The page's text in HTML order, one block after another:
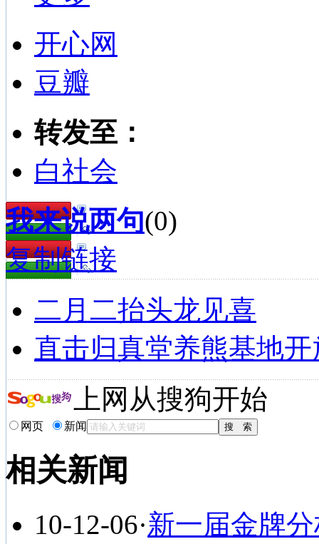
开心网
豆瓣
转发至：
白社会
我来说两句(0)
复制链接
二月二抬头龙见喜
直击归真堂养熊基地开
上网从搜狗开始
网页 新闻
相关新闻
10-12-06·新一届金牌